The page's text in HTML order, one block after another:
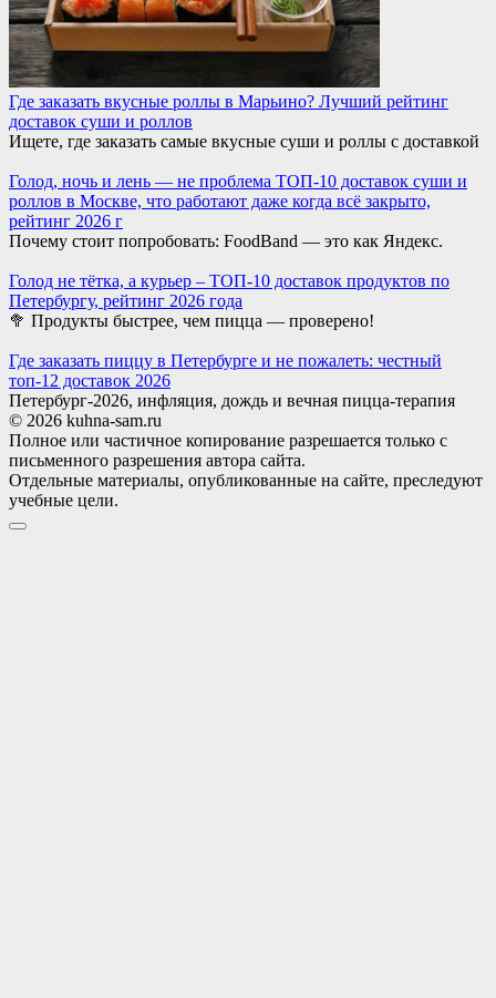
Где заказать вкусные роллы в Марьино? Лучший рейтинг
доставок суши и роллов
Ищете, где заказать самые вкусные суши и роллы с доставкой
Голод, ночь и лень — не проблема ТОП-10 доставок суши и
роллов в Москве, что работают даже когда всё закрыто,
рейтинг 2026 г
Почему стоит попробовать: FoodBand — это как Яндекс.
Голод не тётка, а курьер – ТОП-10 доставок продуктов по
Петербургу, рейтинг 2026 года
🥦 Продукты быстрее, чем пицца — проверено!
Где заказать пиццу в Петербурге и не пожалеть: честный
топ-12 доставок 2026
Петербург-2026, инфляция, дождь и вечная пицца-терапия
© 2026 kuhna-sam.ru
Полное или частичное копирование разрешается только с
письменного разрешения автора сайта.
Отдельные материалы, опубликованные на сайте, преследуют
учебные цели.